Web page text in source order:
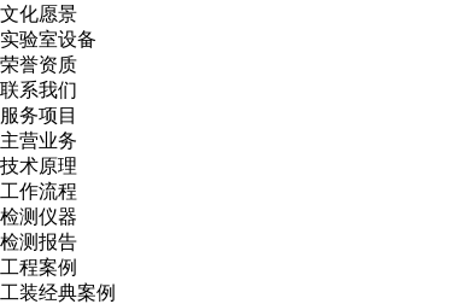
文化愿景
实验室设备
荣誉资质
联系我们
服务项目
主营业务
技术原理
工作流程
检测仪器
检测报告
工程案例
工装经典案例